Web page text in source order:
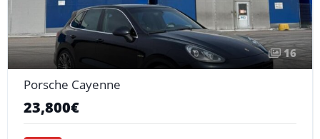
16
Porsche Cayenne
23,800€